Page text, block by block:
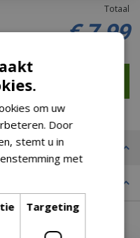
Totaal
€7,99
om uw
Door
stemt u in
met
Targeting